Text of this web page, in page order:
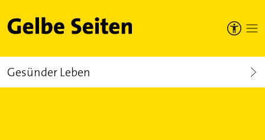
Gelbe Seiten
Gesünder Leben